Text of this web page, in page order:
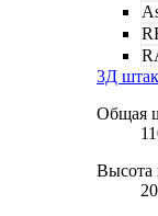
3Д
Общая
Высота